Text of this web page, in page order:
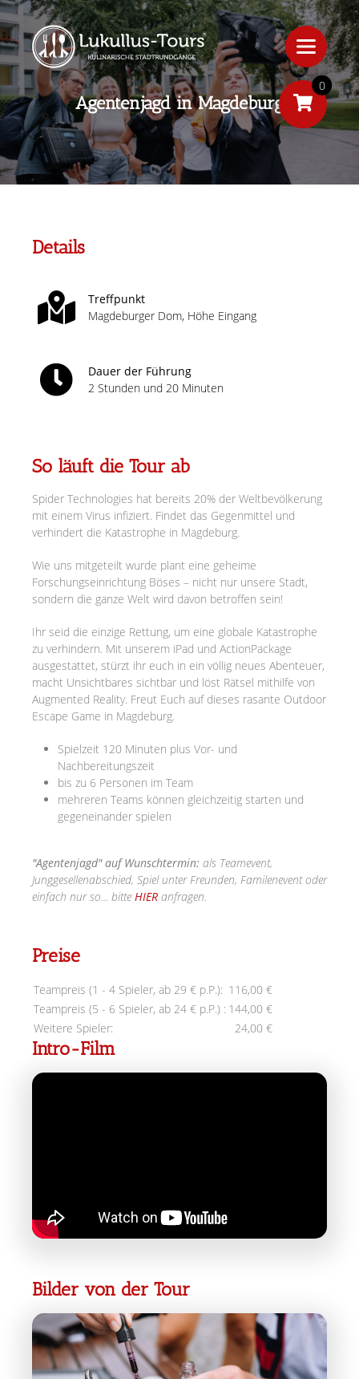
Agentenjagd in Magdeburg
Details
Treffpunkt
Magdeburger Dom, Höhe Eingang
Dauer der Führung
2 Stunden und 20 Minuten
So läuft die Tour ab
Spider Technologies hat bereits 20% der Weltbevölkerung
mit einem Virus infiziert. Findet das Gegenmittel und
verhindert die Katastrophe in Magdeburg.
Wie uns mitgeteilt wurde plant eine geheime
Forschungseinrichtung Böses – nicht nur unsere Stadt,
sondern die ganze Welt wird davon betroffen sein!
Ihr seid die einzige Rettung, um eine globale Katastrophe
zu verhindern. Mit unserem iPad und ActionPackage
ausgestattet, stürzt ihr euch in ein völlig neues Abenteuer,
macht Unsichtbares sichtbar und löst Rätsel mithilfe von
Augmented Reality. Freut Euch auf dieses rasante Outdoor
Escape Game in Magdeburg.
Spielzeit 120 Minuten plus Vor- und
Nachbereitungszeit
bis zu 6 Personen im Team
mehreren Teams können gleichzeitig starten und
gegeneinander spielen
"Agentenjagd" auf Wunschtermin: als Teamevent,
Junggesellenabschied, Spiel unter Freunden, Familenevent oder
einfach nur so... bitte HIER anfragen.
Preise
Teampreis (1 - 4 Spieler, ab 29 € p.P.): 116,00 €
Teampreis (5 - 6 Spieler, ab 24 € p.P.) : 144,00 €
Weitere Spieler:
24,00 €
Intro-Film
Bilder von der Tour
0